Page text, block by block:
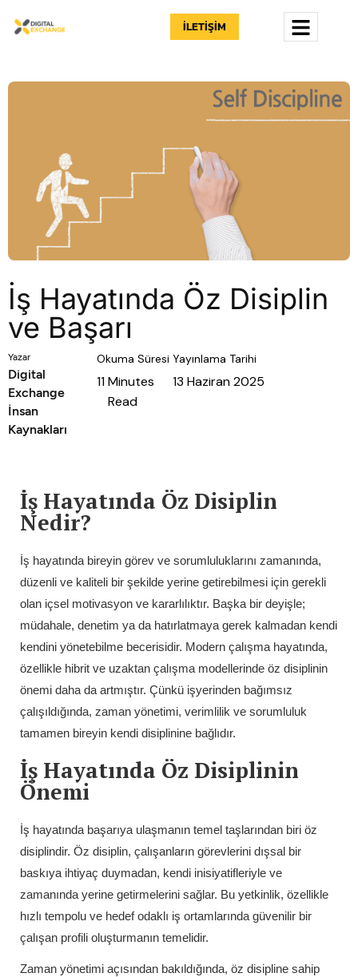
İLETIŞIM
İş Hayatında Öz Disiplin
ve Başarı
Yazar
Digital
Exchange
İnsan
Kaynakları
Okuma Süresi
11Minutes
Read
Yayınlama Tarihi
13 Haziran 2025
İş Hayatında Öz Disiplin
Nedir?
İş hayatında bireyin görev ve sorumluluklarını zamanında,
düzenli ve kaliteli bir şekilde yerine getirebilmesi için gerekli
olan içsel motivasyon ve kararlılıktır. Başka bir deyişle;
müdahale, denetim ya da hatırlatmaya gerek kalmadan kendi
kendini yönetebilme becerisidir. Modern çalışma hayatında,
özellikle hibrit ve uzaktan çalışma modellerinde öz disiplinin
önemi daha da artmıştır. Çünkü işyerinden bağımsız
çalışıldığında, zaman yönetimi, verimlilik ve sorumluluk
tamamen bireyin kendi disiplinine bağlıdır.
İş Hayatında Öz Disiplinin
Önemi
İş hayatında başarıya ulaşmanın temel taşlarından biri öz
disiplindir. Öz disiplin, çalışanların görevlerini dışsal bir
baskıya ihtiyaç duymadan, kendi inisiyatifleriyle ve
zamanında yerine getirmelerini sağlar. Bu yetkinlik, özellikle
hızlı tempolu ve hedef odaklı iş ortamlarında güvenilir bir
çalışan profili oluşturmanın temelidir.
Zaman yönetimi açısından bakıldığında, öz disipline sahip